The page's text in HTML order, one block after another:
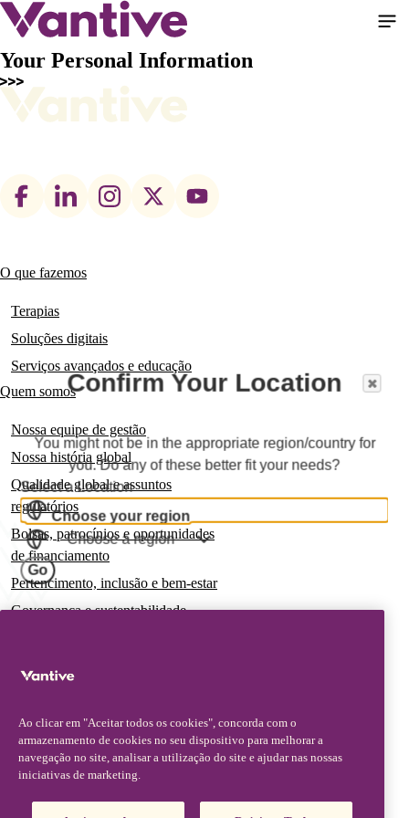
Pular
para
o
conteúdo
principal
Your Personal Information
Footer
Main
navigation
O que fazemos
Terapias
Soluções digitais
Serviços avançados e educação
Quem somos
Nossa equipe de gestão
Nossa história global
Qualidade global e assuntos
regulatórios
Bolsas, patrocínios e oportunidades
de financiamento
Pertencimento, inclusão e bem-estar
Governança e sustentabilidade
Notícias
Insights e perspectivas
Contato e suporte
Fale conosco
Confirm Your Location
You might not be in the appropriate region/country for
you. Do any of these better fit your needs?
Select a Location
Choose your region
Choose a region
Go
Ao clicar em "Aceitar todos os cookies", concorda com o
armazenamento de cookies no seu dispositivo para melhorar a
navegação no site, analisar a utilização do site e ajudar nas nossas
iniciativas de marketing.